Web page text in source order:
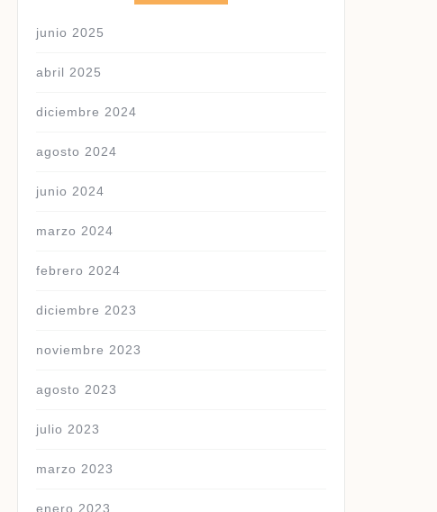
junio 2025
abril 2025
diciembre 2024
agosto 2024
junio 2024
marzo 2024
febrero 2024
diciembre 2023
noviembre 2023
agosto 2023
julio 2023
marzo 2023
enero 2023